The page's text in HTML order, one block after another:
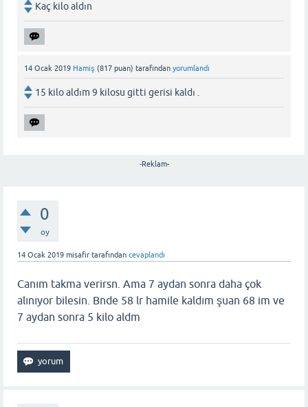
Kaç kilo aldın
14 Ocak 2019 Hamiş (817 puan) tarafından yorumlandı
15 kilo aldım 9 kilosu gitti gerisi kaldı .
-Reklam-
0
oy
14 Ocak 2019 misafir tarafından cevaplandı
Canım takma verirsn. Ama 7 aydan sonra daha çok
alınıyor bilesin. Bnde 58 lr hamile kaldım şuan 68 im ve
7 aydan sonra 5 kilo aldm